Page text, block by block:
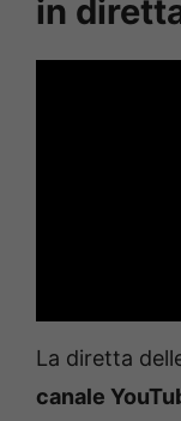
in
La diretta
canale